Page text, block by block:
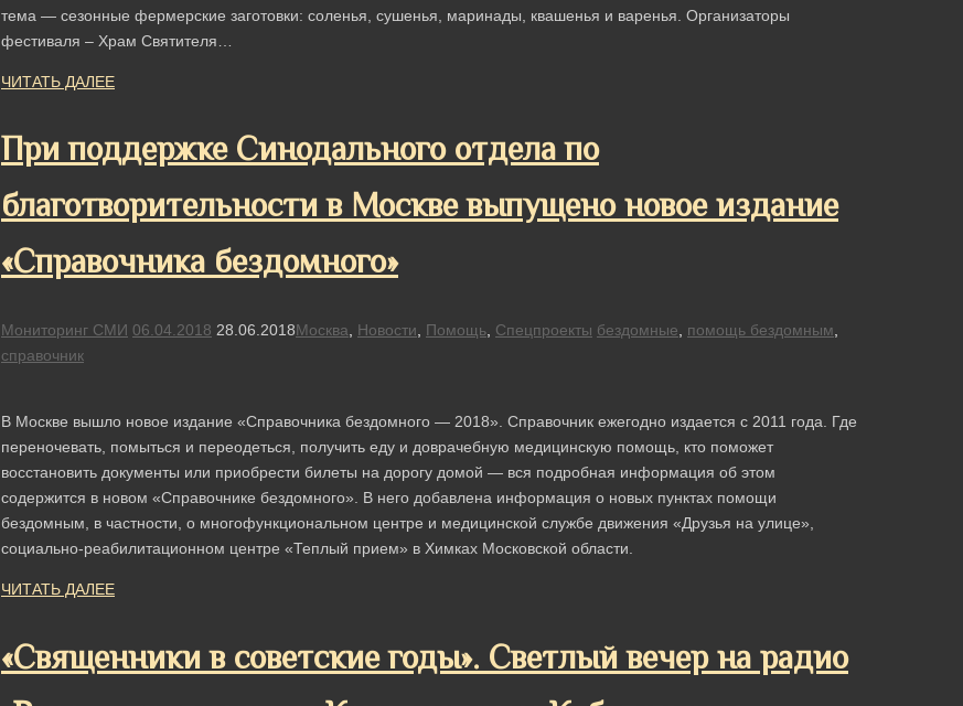
тема — сезонные фермерские заготовки: соленья, сушенья, маринады, квашенья и варенья. Организаторы
фестиваля – Храм Святителя…
ЧИТАТЬ ДАЛЕЕ
При поддержке Синодального отдела по
благотворительности в Москве выпущено новое издание
«Справочника бездомного»
Мониторинг СМИ 06.04.2018 28.06.2018Москва, Новости, Помощь, Спецпроекты бездомные, помощь бездомным,
справочник
В Москве вышло новое издание «Справочника бездомного ― 2018». Справочник ежегодно издается с 2011 года. Где
переночевать, помыться и переодеться, получить еду и доврачебную медицинскую помощь, кто поможет
восстановить документы или приобрести билеты на дорогу домой ― вся подробная информация об этом
содержится в новом «Справочнике бездомного». В него добавлена информация о новых пунктах помощи
бездомным, в частности, о многофункциональном центре и медицинской службе движения «Друзья на улице»,
социально-реабилитационном центре «Теплый прием» в Химках Московской области.
ЧИТАТЬ ДАЛЕЕ
«Священники в советские годы». Светлый вечер на радио